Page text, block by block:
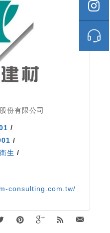
份有限公司
/
/
生 /
consulting.com.tw/